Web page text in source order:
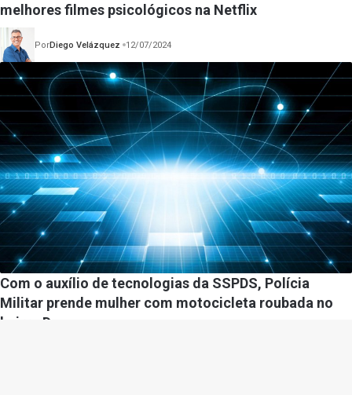
melhores filmes psicológicos na Netflix
PorDiego Velázquez 12/07/2024
Com o auxílio de tecnologias da SSPDS, Polícia
Militar prende mulher com motocicleta roubada no
bairro Damas